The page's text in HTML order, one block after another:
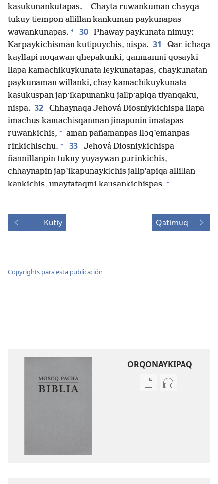
kasukunankutapas. + Chayta ruwankuman chayqa
tukuy tiempon allillan kankuman paykunapas
wawankunapas. + 30
Phaway paykunata nimuy:
Karpaykichisman kutipuychis, nispa. 31
Qan ichaqa
kayllapi noqawan qhepakunki, qanmanmi qosayki
llapa kamachikuykunata leykunatapas, chaykunatan
paykunaman willanki, chay kamachikuykunata
kasukuspan jap’ikapunanku jallp’apiqa tiyanqaku,
nispa. 32
Chhaynaqa Jehová Diosniykichispa llapa
imachus kamachisqanman jinapunin imatapas
ruwankichis, + aman pañamanpas lloq’emanpas
rinkichischu. + 33
Jehová Diosniykichispa
ñannillanpin tukuy yuyaywan purinkichis, +
chhaynapin jap’ikapunaykichis jallp’apiqa allillan
kankichis, unaytataqmi kausankichispas. +
Kutiy Qatimuq
Copyrights para esta publicación
ORQONAYKIPAQ
Kaypi Kaypin